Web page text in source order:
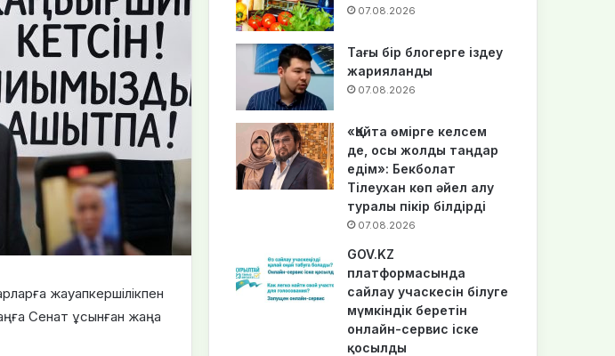
жауапкершілікпен
Сенат ұсынған жаңа
07.08.2026
Тағы бір блогерге іздеу
жарияланды
07.08.2026
«Қайта өмірге келсем
де, осы жолды таңдар
едім»: Бекболат
Тілеухан көп әйел алу
туралы пікір білдірді
07.08.2026
GOV.KZ
платформасында
сайлау учаскесін білуге
мүмкіндік беретін
онлайн-сервис іске
қосылды